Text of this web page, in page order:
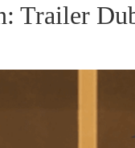
Trailer